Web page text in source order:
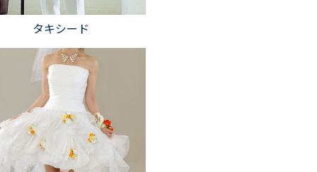
タキシード